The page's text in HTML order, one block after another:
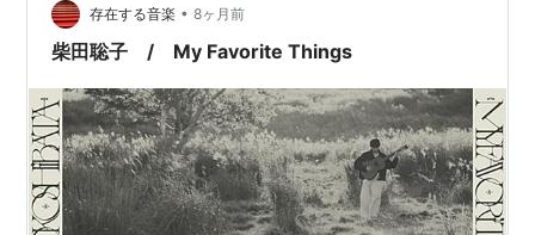
Shadow Sculpture
アーティスト:ヤートーイ
featuring 柴田聡子&じゅんじゅん
出版社/メーカー:Pヴァイン・レコ
ード
発売日:2013/10/16
メディア:CD
この商品を含むブログ (8件) を見る
の塔だったのか…
存在する音楽 • 8ヶ月前
柴田聡子 / My Favorite Things